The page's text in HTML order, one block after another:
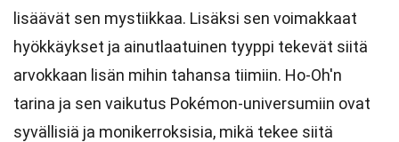
lisäävät sen mystiikkaa. Lisäksi sen voimakkaat
hyökkäykset ja ainutlaatuinen tyyppi tekevät siitä
arvokkaan lisän mihin tahansa tiimiin. Ho-Oh'n
tarina ja sen vaikutus Pokémon-universumiin ovat
syvällisiä ja monikerroksisia, mikä tekee siitä